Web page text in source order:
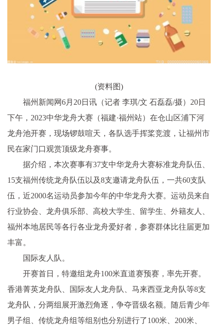
(资料图)
福州新闻网6月20日讯（记者 李琪/文 石磊磊/摄） 20日
下午，2023中华龙舟大赛（福建·福州站）在仓山区浦下河
龙舟池开赛，现场锣鼓喧天，各队选手挥桨竞渡，让福州市
民在家门口观赏顶级龙舟赛事。
据介绍，本次赛事有37支中华龙舟大赛标准龙舟队伍、
15支福州传统龙舟队伍以及8支邀请龙舟队伍，一共60支队
伍，近2000名运动员参加今年的中华龙舟大赛。运动员来自
行业协会、龙舟俱乐部、高校大学生、留学生、外籍友人、
福州本地居民等各行各业龙舟爱好者，参赛群体比往届更加
丰富。
国际友人队。
开赛首日，特邀组龙舟100米直道赛预赛，率先开赛。
香港菁英龙舟队、国际友人龙舟队、马来西亚龙舟队等8支
龙舟队，分两组展开激烈角逐，争夺晋级名额。随后青少年
男子组、传统龙舟组等组别也分别进行了100米、200米、